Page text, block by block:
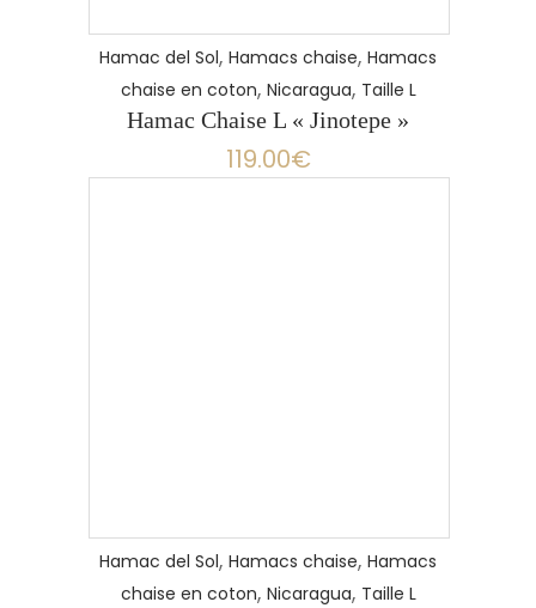
Hamac del Sol, Hamacs chaise, Hamacs
chaise en coton, Nicaragua, Taille L
Hamac Chaise L « Jinotepe »
119.00€
Hamac del Sol, Hamacs chaise, Hamacs
chaise en coton, Nicaragua, Taille L